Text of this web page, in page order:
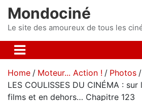
n
Mondociné
Le site des amoureux de tous les
Home Moteur... Action !
Photos
LES COULISSES DU CINÉMA :
films et en dehors… Chapitre 123